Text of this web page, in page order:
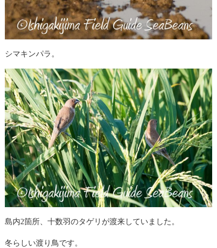
シマキンパラ。
島内2箇所、十数羽のタゲリが渡来していました。
冬らしい渡り鳥です。